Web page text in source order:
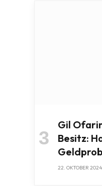
Gil
Besitz:
22. OKTOBER 2024